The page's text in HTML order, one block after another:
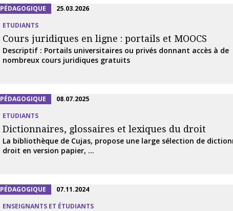
PÉDAGOGIQUE
25.03.2026
ETUDIANTS
Cours juridiques en ligne : portails et MOOCS
Descriptif : Portails universitaires ou privés donnant accès à de
nombreux cours juridiques gratuits
PÉDAGOGIQUE
08.07.2025
ETUDIANTS
Dictionnaires, glossaires et lexiques du droit
La bibliothèque de Cujas, propose une large sélection de
droit en version papier, ...
PÉDAGOGIQUE
07.11.2024
ENSEIGNANTS ET ÉTUDIANTS